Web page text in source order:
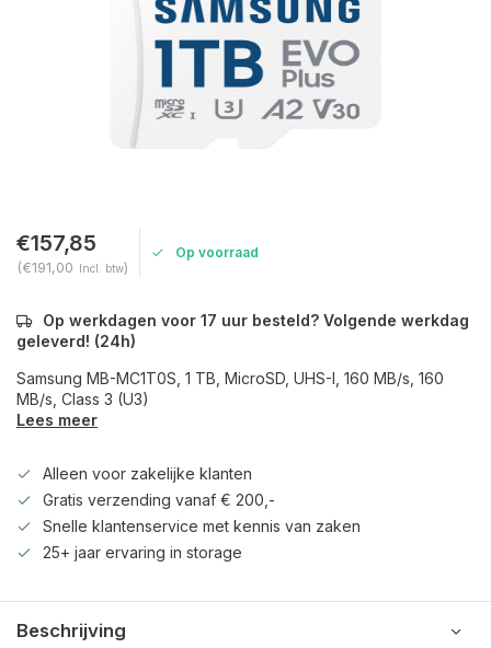
€157,85
(€191,00 Incl. btw)
Op voorraad
Op werkdagen voor 17 uur besteld? Volgende werkdag
geleverd! (24h)
Samsung MB-MC1T0S, 1 TB, MicroSD, UHS-I, 160 MB/s, 160
MB/s, Class 3 (U3)
Lees meer
Alleen voor zakelijke klanten
Gratis verzending vanaf € 200,-
Snelle klantenservice met kennis van zaken
25+ jaar ervaring in storage
Beschrijving